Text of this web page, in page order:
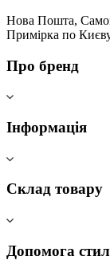
Нова Пошта,
Примірка по
Про бренд
Інформація
Склад товару
Допомога